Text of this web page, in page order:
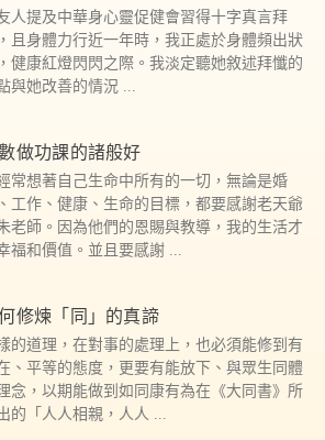
人提及中華身心靈促健會習得十字真言拜
且身體力行近一年時，我正處於身體頻出狀
健康紅燈閃閃之際。我淡定聽她敘述拜懺的
與她改善的情況
做功課的諸般好
常想著自己生命中所有的一切，無論是婚
工作、健康、生命的目標，都要感謝老天爺
老師。因為他們的恩賜與教導，我的生活才
福和價值。並且要感謝
修煉「同」的真諦
的道理，在對事的處理上，也必須能修到有
、平等的態度，更要有能放下、與眾生同體
念，以期能做到如同康有為在《大同書》所
的「人人相親，人人